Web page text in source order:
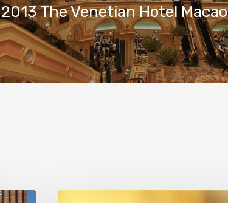
2013 The Venetian Hotel Macao